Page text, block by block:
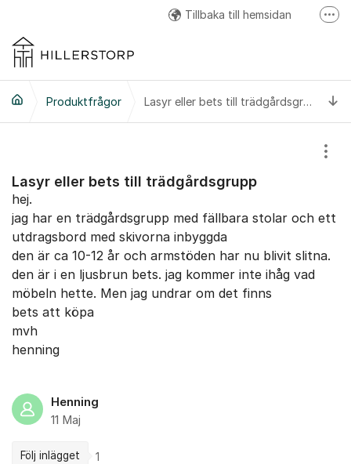
Tillbaka till hemsidan
Hillerstorp Youtube
Produktfrågor Lasyr eller bets till trädgårdsgrupp
Lasyr eller bets till trädgårdsgrupp
hej.
jag har en trädgårdsgrupp med fällbara stolar och ett
utdragsbord med skivorna inbyggda
den är ca 10-12 år och armstöden har nu blivit slitna.
den är i en ljusbrun bets. jag kommer inte ihåg vad
möbeln hette. Men jag undrar om det finns
bets att köpa
mvh
henning
Henning
11 Maj
Följ inlägget 1